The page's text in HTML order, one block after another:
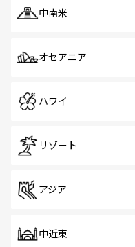
中南米
オセアニア
ハワイ
リゾート
アジア
中近東